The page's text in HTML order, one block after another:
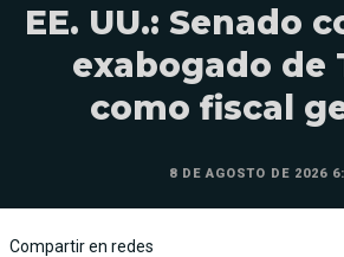
EE. UU.: Senado
exabogado de
como fiscal
8 DE AGOSTO DE 2026
Compartir en redes